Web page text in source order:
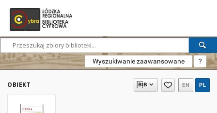
Wyszukiwanie zaawansowane ?
OBIEKT EN PL